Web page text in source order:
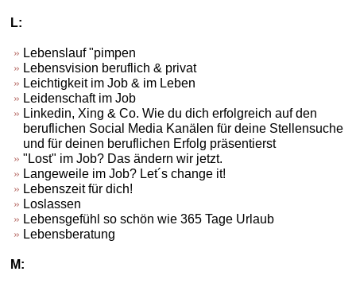
L:
Lebenslauf "pimpen
Lebensvision beruflich & privat
Leichtigkeit im Job & im Leben
Leidenschaft im Job
Linkedin, Xing & Co. Wie du dich erfolgreich auf den
beruflichen Social Media Kanälen für deine Stellensuche
und für deinen beruflichen Erfolg präsentierst
"Lost" im Job? Das ändern wir jetzt.
Langeweile im Job? Let´s change it!
Lebenszeit für dich!
Loslassen
Lebensgefühl so schön wie 365 Tage Urlaub
Lebensberatung
M: